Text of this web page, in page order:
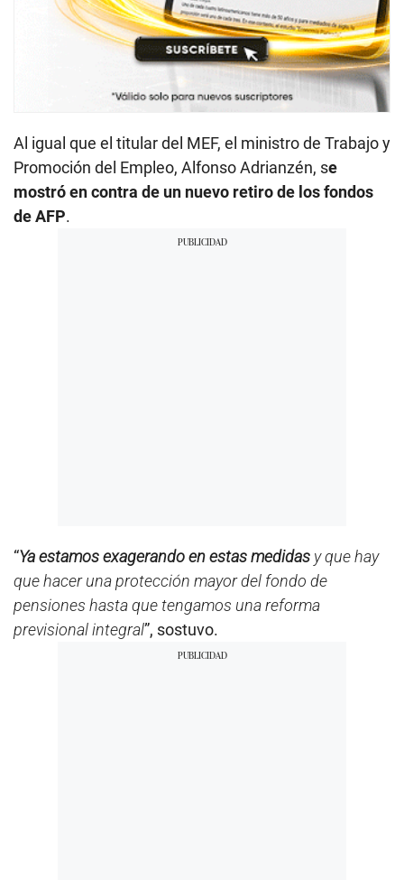
Al igual que el titular del MEF, el ministro de Trabajo y
Promoción del Empleo, Alfonso Adrianzén, se
mostró en contra de un nuevo retiro de los fondos
de AFP.
“Ya estamos exagerando en estas medidas y que hay
que hacer una protección mayor del fondo de
pensiones hasta que tengamos una reforma
previsional integral”, sostuvo.